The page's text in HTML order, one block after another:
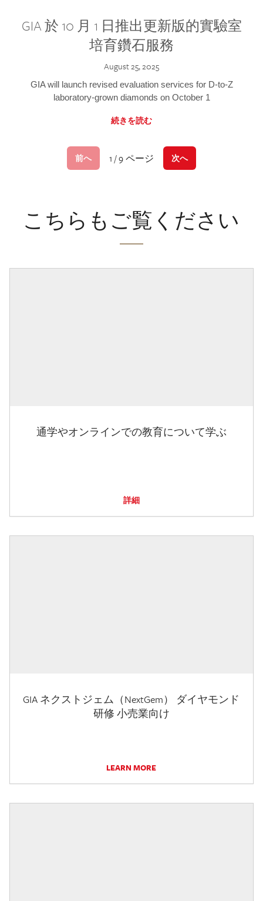
GIA 於 10 月 1 日推出更新版的實驗室
培育鑽石服務
August 25, 2025
GIA will launch revised evaluation services for D-to-Z
laboratory-grown diamonds on October 1
続きを読む
前へ 1 / 9 ページ 次へ
こちらもご覧ください
通学やオンラインでの教育について学ぶ
詳細
GIA ネクストジェム（NextGem） ダイヤモンド
研修 小売業向け
LEARN MORE